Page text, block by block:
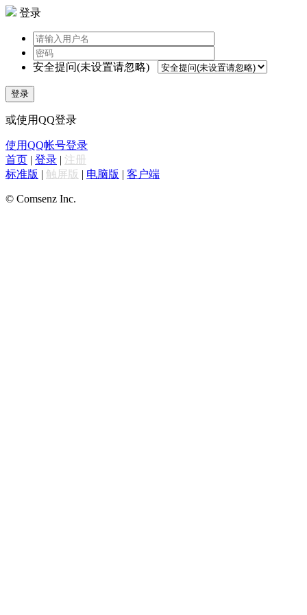
登录
安全提问(未设置请忽略)
登录
或使用QQ登录
使用QQ帐号登录
首页 | 登录 | 注册
标准版 | 触屏版 | 电脑版 | 客户端
© Comsenz Inc.